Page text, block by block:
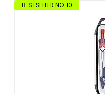
BESTSELLER NO. 10